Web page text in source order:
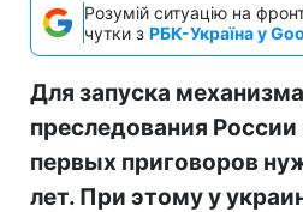
Розумій ситуацію на
чутки з РБК-Україна у
Для запуска
преследования
первых приговоров
лет. При этому у